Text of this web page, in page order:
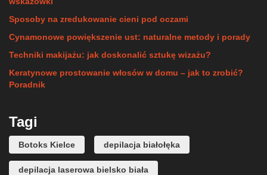
Sposoby na zredukowanie cieni pod oczami
Cynamonowe powiększenie ust: naturalne metody i porady
Techniki makijażu: jak doskonalić sztukę wizażu?
Keratynowe prostowanie włosów w domu – jak to zrobić?
Poradnik
Tagi
Botoks Kielce depilacja białołęka
depilacja laserowa bielsko biała